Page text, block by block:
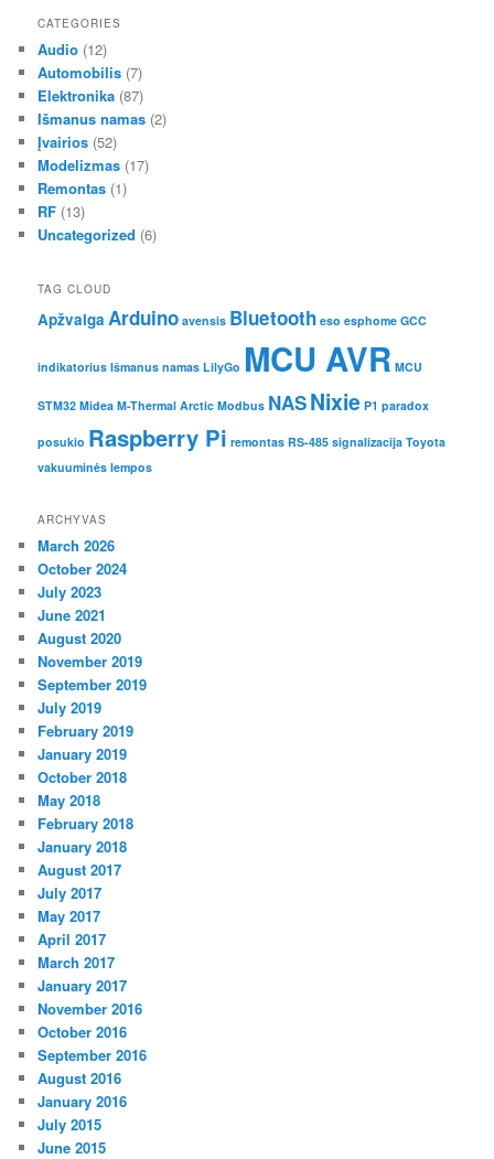
CATEGORIES
Audio (12)
Automobilis (7)
Elektronika (87)
Išmanus namas (2)
Įvairios (52)
Modelizmas (17)
Remontas (1)
RF (13)
Uncategorized (6)
TAG CLOUD
Apžvalga Arduino avensis Bluetooth eso esphome GCC
indikatorius Išmanus namas LilyGo MCU AVR MCU
STM32 Midea M-Thermal Arctic Modbus NASNixie P1 paradox
posukio Raspberry Pi remontas RS-485 signalizacija Toyota
vakuuminės lempos
ARCHYVAS
March 2026
October 2024
July 2023
June 2021
August 2020
November 2019
September 2019
July 2019
February 2019
January 2019
October 2018
May 2018
February 2018
January 2018
August 2017
July 2017
May 2017
April 2017
March 2017
January 2017
November 2016
October 2016
September 2016
August 2016
January 2016
July 2015
June 2015